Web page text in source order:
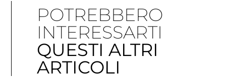
POTREBBERO
INTERESSARTI
QUESTI ALTRI
ARTICOLI